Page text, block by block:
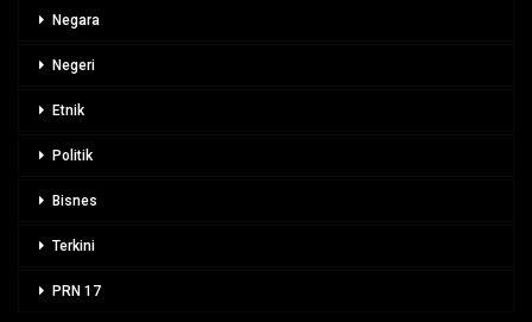
Negara
Negeri
Etnik
Politik
Bisnes
Terkini
PRN 17